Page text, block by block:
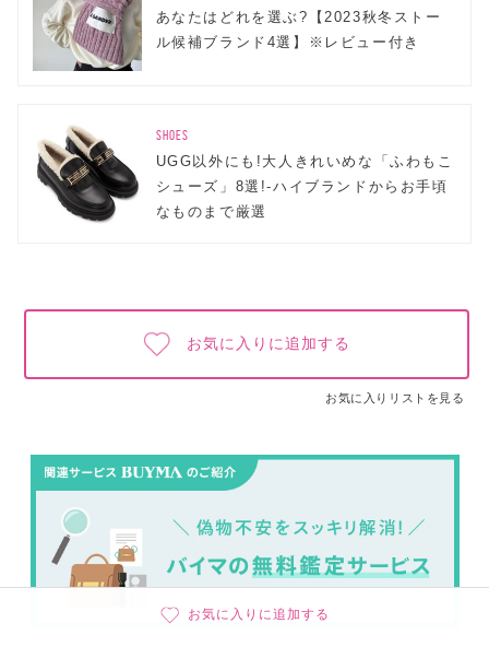
あなたはどれを選ぶ?【2023秋冬ストー
ル候補ブランド4選】※レビュー付き
SHOES
UGG以外にも!大人きれいめな「ふわもこ
シューズ」8選!-ハイブランドからお手頃
なものまで厳選
お気に入りに追加する
お気に入りリストを見る
お気に入りに追加する